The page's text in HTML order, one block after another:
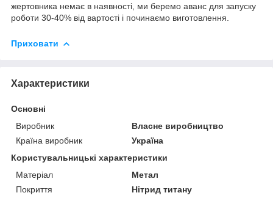
жертовника немає в наявності, ми беремо аванс для запуску
роботи 30-40% від вартості і починаємо виготовлення.
Приховати
Характеристики
Основні
Виробник
Власне виробництво
Країна виробник
Україна
Користувальницькі характеристики
Матеріал
Метал
Покриття
Нітрид титану